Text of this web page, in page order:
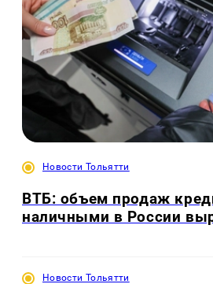
Новости Тольятти
ВТБ: объем продаж
наличными в России
Новости Тольятти